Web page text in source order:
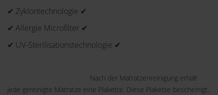
✔ Zyklontechnologie ✔
✔ Allergie Microfilter ✔
✔ UV-Sterilisationstechnologie ✔
Nach der Matratzenreinigung erhält
jede gereinigte Matratze eine Plakette. Diese Plakette bescheinigt,